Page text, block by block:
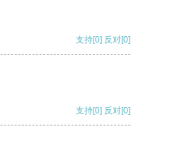
支持[0] 反对[0]
支持[0] 反对[0]